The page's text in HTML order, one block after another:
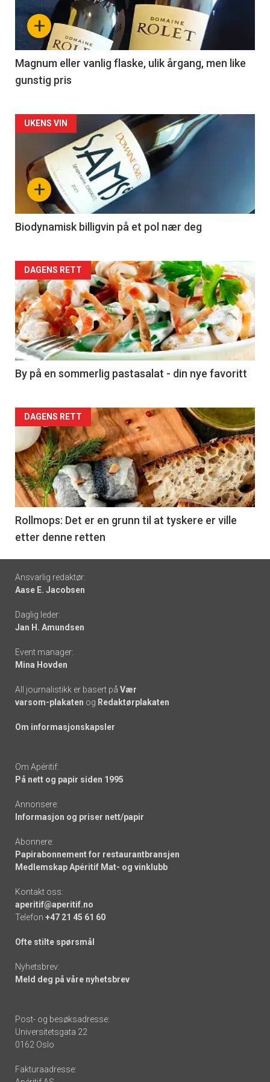
nå
3
+
Magnum eller vanlig flaske, ulik årgang, men like
gunstig pris
Forsiden
akkurat
nå
4
+
UKENS VIN
Biodynamisk billigvin på et pol nær deg
Forsiden
akkurat
nå
-
5
DAGENS RETT
By på en sommerlig pastasalat - din nye favoritt
Forsiden
akkurat
nå
-
6
DAGENS RETT
Rollmops: Det er en grunn til at tyskere er ville
etter denne retten
Footer
-
links
Ansvarlig redaktør:
Aase E. Jacobsen
Daglig leder:
Jan H. Amundsen
Event manager:
Mina Hovden
All journalistikk er basert på Vær
varsom-plakaten og Redaktørplakaten
Om informasjonskapsler
Om Apéritif:
På nett og papir siden 1995
Annonsere:
Informasjon og priser nett/papir
Abonnere:
Papirabonnement for restaurantbransjen
Medlemskap Apéritif Mat- og vinklubb
Kontakt oss:
aperitif@aperitif.no
Telefon +47 21 45 61 60
Ofte stilte spørsmål
Nyhetsbrev:
Meld deg på våre nyhetsbrev
Post- og besøksadresse:
Universitetsgata 22
0162 Oslo
Fakturaadresse: